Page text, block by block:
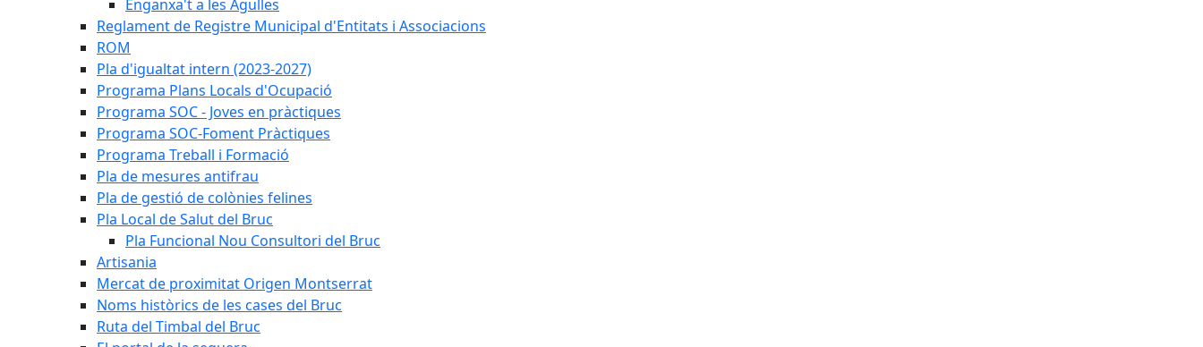
Enganxa't a les Agulles
Reglament de Registre Municipal d'Entitats i Associacions
ROM
Pla d'igualtat intern (2023-2027)
Programa Plans Locals d'Ocupació
Programa SOC - Joves en pràctiques
Programa SOC-Foment Pràctiques
Programa Treball i Formació
Pla de mesures antifrau
Pla de gestió de colònies felines
Pla Local de Salut del Bruc
Pla Funcional Nou Consultori del Bruc
Artisania
Mercat de proximitat Origen Montserrat
Noms històrics de les cases del Bruc
Ruta del Timbal del Bruc